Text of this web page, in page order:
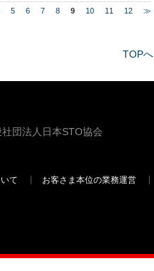
5 6 7 8 9 10 11 12 ≫
TOPへ
団法人日本STO協会
て
お客さま本位の業務運営